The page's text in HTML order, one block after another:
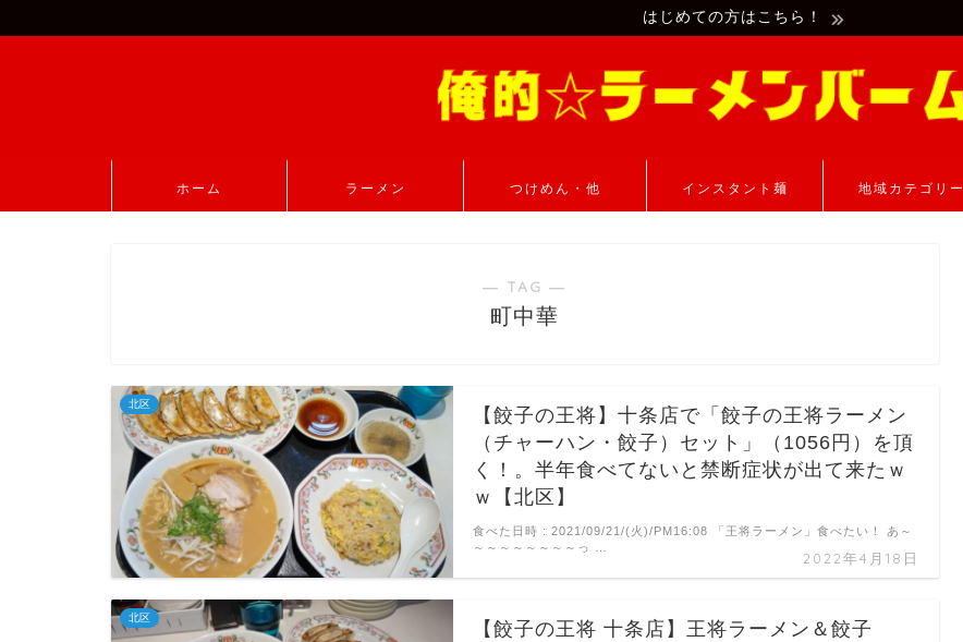
はじめての方はこちら！
ホーム ラーメン つけめん・他 インスタント麺 地域カテゴリー
― TAG ―
町中華
北区
【餃子の王将】十条店で「餃子の王将ラーメン
（チャーハン・餃子）セット」（1056円）を頂
く！。半年食べてないと禁断症状が出て来たｗ
ｗ【北区】
2022年4月18日
食べた日時 : 2021/09/21/(火)/PM16:08 「王将ラーメン」食べたい！ あ～
～～～～～～～～っ …
北区
【餃子の王将 十条店】王将ラーメン＆餃子